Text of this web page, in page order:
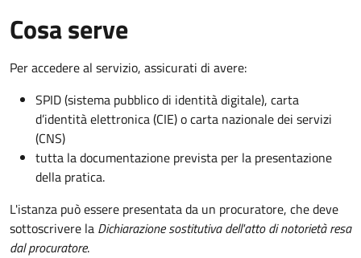
Cosa serve
Per accedere al servizio, assicurati di avere:
SPID (sistema pubblico di identità digitale), carta
d’identità elettronica (CIE) o carta nazionale dei servizi
(CNS)
tutta la documentazione prevista per la presentazione
della pratica.
L'istanza può essere presentata da un procuratore, che deve
sottoscrivere la Dichiarazione sostitutiva dell'atto di notorietà resa
dal procuratore.